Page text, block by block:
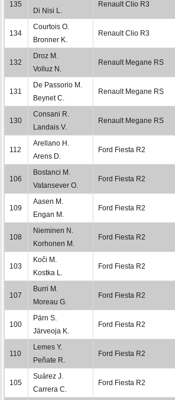
135
Di Nisi L.
Renault Clio R3
134
Courtois O.
Bronner K.
Renault Clio R3
132
Droz M.
Volluz N.
Renault Megane RS
131
De Passorio M.
Beynet C.
Renault Megane RS
130
Consani R.
Landais V.
Renault Megane RS
112
Arellano H.
Arens D.
Ford Fiesta R2
106
Bostanci M.
Vatansever O.
Ford Fiesta R2
109
Aasen M.
Engan M.
Ford Fiesta R2
108
Nieminen N.
Korhonen M.
Ford Fiesta R2
103
Koči M.
Kostka L.
Ford Fiesta R2
107
Burri M.
Moreau G.
Ford Fiesta R2
100
Pärn S.
Järveoja K.
Ford Fiesta R2
110
Lemes Y.
Peñate R.
Ford Fiesta R2
105
Suárez J.
Carrera C.
Ford Fiesta R2